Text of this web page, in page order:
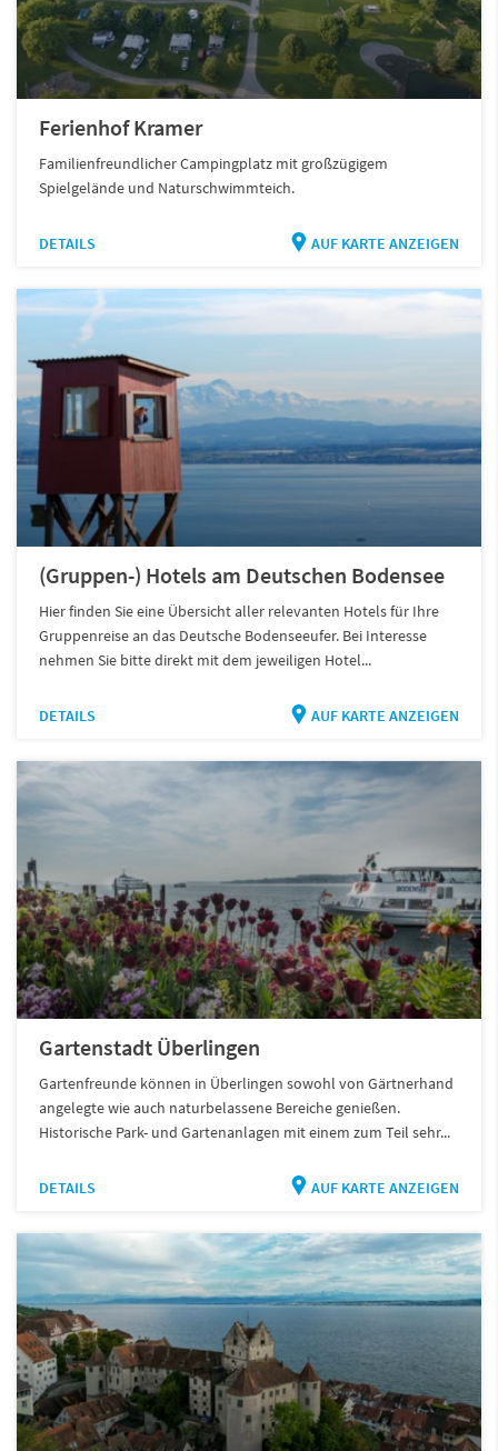
Ferienhof Kramer
Familienfreundlicher Campingplatz mit großzügigem
Spielgelände und Naturschwimmteich.
DETAILS AUF KARTE ANZEIGEN
(Gruppen-) Hotels am Deutschen Bodensee
Hier finden Sie eine Übersicht aller relevanten Hotels für Ihre
Gruppenreise an das Deutsche Bodenseeufer. Bei Interesse
nehmen Sie bitte direkt mit dem jeweiligen Hotel...
DETAILS AUF KARTE ANZEIGEN
Gartenstadt Überlingen
Gartenfreunde können in Überlingen sowohl von Gärtnerhand
angelegte wie auch naturbelassene Bereiche genießen.
Historische Park- und Gartenanlagen mit einem zum Teil sehr...
DETAILS AUF KARTE ANZEIGEN